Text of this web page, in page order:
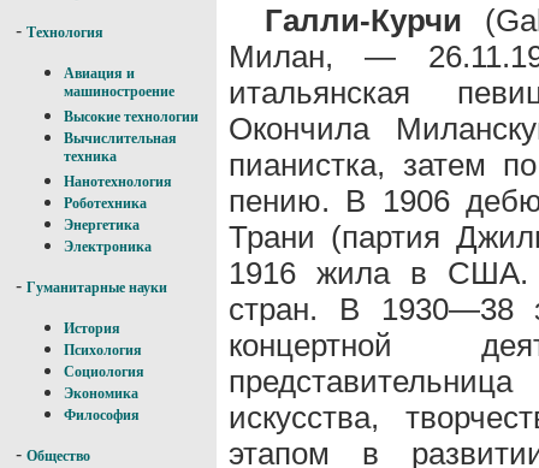
- Технология
Авиация и
машиностроение
Высокие технологии
Вычислительная
техника
Нанотехнология
Роботехника
Энергетика
Электроника
- Гуманитарные науки
История
Психология
Социология
Экономика
Философия
- Общество
Галли-Курчи
Милан, —
итальянская
Окончила
пианистка, затем
пению. В 1906
Трани (партия
1916 жила в США.
стран. В 1930—38
концертной
искусства,
этапом в